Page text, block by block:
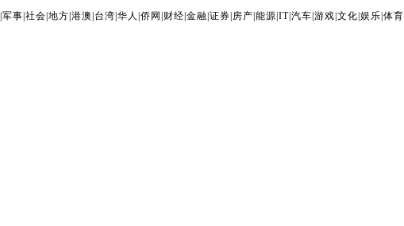
军事 社会 地方 港澳 台湾 华人 侨网 财经 金融 证券 房产 能源 IT| 汽车 游戏 文化 娱乐 体育